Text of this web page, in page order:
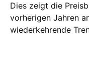
Dies zeigt die
vorherigen Jahren
wiederkehrende